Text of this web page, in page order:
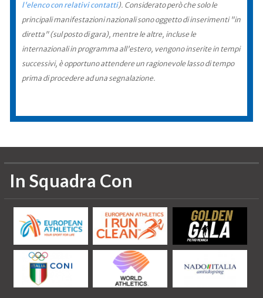
l'elenco con relativi contatti). Considerato però che solo le
principali manifestazioni nazionali sono oggetto di inserimenti "in
diretta" (sul posto di gara), mentre le altre, incluse le
internazionali in programma all'estero, vengono inserite in tempi
successivi, è opportuno attendere un ragionevole lasso di tempo
prima di procedere ad una segnalazione.
In Squadra Con